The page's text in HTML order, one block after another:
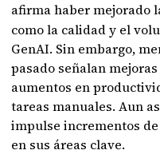
afirma haber mejorado
como la calidad y el
GenAI. Sin embargo,
pasado señalan
aumentos en
tareas manuales. Aun
impulse incrementos
en sus áreas clave.